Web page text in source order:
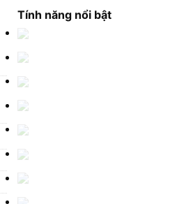
Tính năng nổi bật